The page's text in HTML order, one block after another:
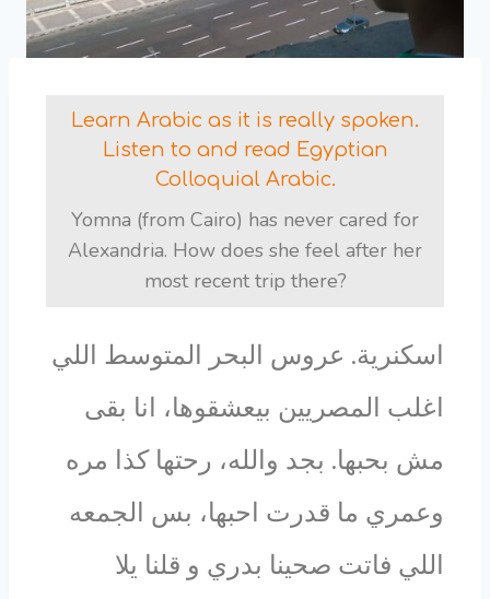
Learn Arabic as it is really spoken.
Listen to and read Egyptian
Colloquial Arabic.
Yomna (from Cairo) has never cared for
Alexandria. How does she feel after her
most recent trip there?
اسكنرية. عروس البحر المتوسط اللي
اغلب المصريين بيعشقوها، انا بقى
مش بحبها. بجد والله، رحتها كذا مره
وعمري ما قدرت احبها، بس الجمعه
اللي فاتت صحينا بدري و قلنا يلا